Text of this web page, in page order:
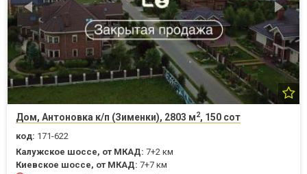
Дом, Антоновка к/п (Зименки), 2803 м2, 150 сот
код: 171-622
Калужское шоссе, от МКАД: 7+2 км
Киевское шоссе, от МКАД: 7+7 км